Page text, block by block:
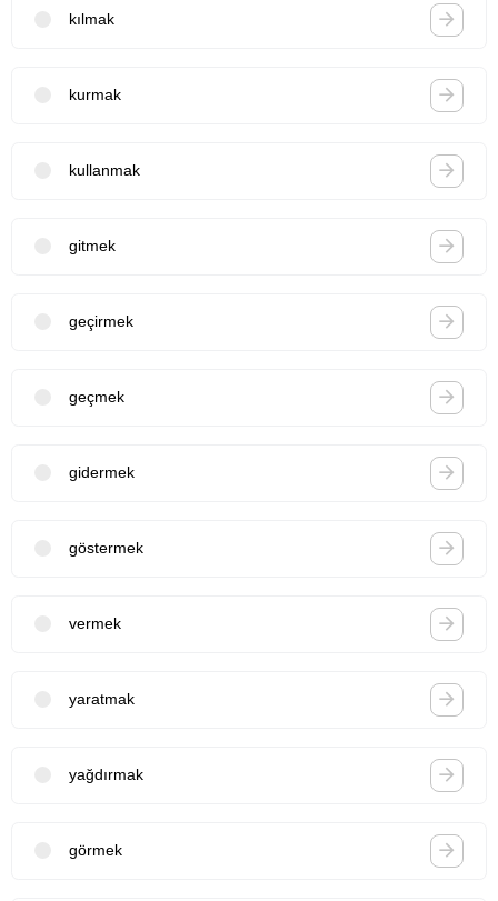
kılmak
kurmak
kullanmak
gitmek
geçirmek
geçmek
gidermek
göstermek
vermek
yaratmak
yağdırmak
görmek